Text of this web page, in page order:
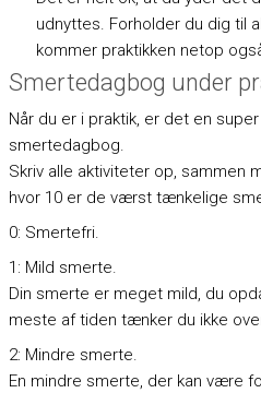
udnyttes. Forholder du dig til
kommer praktikken netop
Smertedagbog under
Når du er i praktik, er det en
smertedagbog.
Skriv alle aktiviteter op, sammen
hvor 10 er de værst tænkelige
0: Smertefri.
1: Mild smerte.
Din smerte er meget mild, du
meste af tiden tænker du ikke
2: Mindre smerte.
En mindre smerte, der kan være